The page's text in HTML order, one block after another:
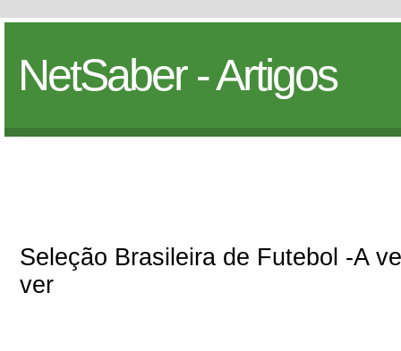
NetSaber - Artigos
Seleção Brasileira de Futebol -A
ver